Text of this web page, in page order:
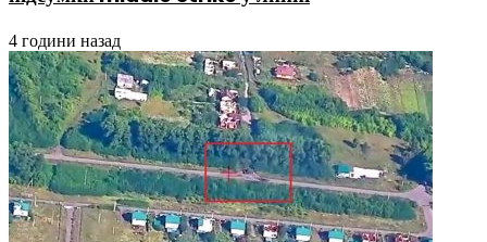
4 години назад